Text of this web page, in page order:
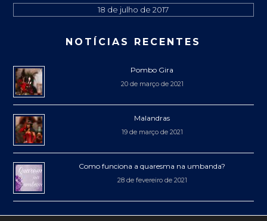
18 de julho de 2017
NOTÍCIAS RECENTES
Pombo Gira
20 de março de 2021
Malandras
19 de março de 2021
Como funciona a quaresma na umbanda?
28 de fevereiro de 2021